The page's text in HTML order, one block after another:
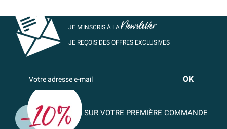
JE M’INSCRIS À LANewsletter
JE REÇOIS DES OFFRES EXCLUSIVES
SUR VOTRE PREMIÈRE COMMANDE